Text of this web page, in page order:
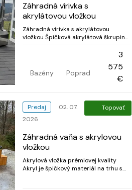
Záhradná vírivka s
akrylátovou vložkou
Záhradná vírivka s akrylátovou
vložkou Špičková akrylátová škrupina
trhu s vírivkami. Je odolný a vzdoruje
farby vplyvom UV žiarenia, vysoké
teploty a bazénové chemikálie.
Bazény Poprad
3
575
€
Predaj
02. 07.
2026
Topovať
Záhradná vaňa s akrylovou
vložkou
Akrylová vložka prémiovej kvality
Akryl je špičkový materiál na trhu s